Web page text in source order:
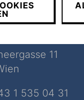
11
1 535 04 31